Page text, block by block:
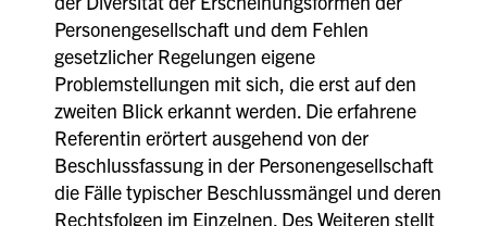
Personengesellschaft und dem Fehlen
gesetzlicher Regelungen eigene
Problemstellungen mit sich, die erst auf den
zweiten Blick erkannt werden. Die erfahrene
Referentin erörtert ausgehend von der
Beschlussfassung in der Personengesellschaft
die Fälle typischer Beschlussmängel und deren
Rechtsfolgen im Einzelnen. Des Weiteren stellt